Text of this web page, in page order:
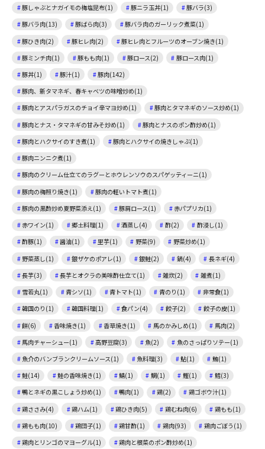
豚しゃぶとナガイモの梅塩昆布(1)
豚ニラ玉丼(1)
豚バラ(3)
豚バラ肉(13)
豚ばら肉(3)
豚バラ肉のガーリック煮菜(1)
豚ひき肉(2)
豚ヒレ肉(2)
豚ヒレ肉とフルーツのオーブン焼き(1)
豚ミンチ肉(1)
豚もも肉(1) 豚ロース(2)
豚ロース肉(1)
豚丼(1)
豚汁(1)
豚肉(142)
豚肉、新タマネギ、春キャベツの味噌炒め(1)
豚肉とアスパラガスのチョイ辛マヨ炒め(1)
豚肉とタマネギのソース炒め(1)
豚肉とナス・タマネギの甘みそ炒め(1)
豚肉とナスのポン酢炒め(1)
豚肉とハクサイのすき煮(1)
豚肉とハクサイの焼きしゃぶ(1)
豚肉ニンニク煮(1)
豚肉のクリーム仕立てのラグーとホウレンソウのスパゲッティーニ(1)
豚肉の梅照り焼き(1)
豚肉の軽いトマト煮(1)
豚肉の黒酢炒め夏野菜添え(1)
豚肩ロース(1)
赤パプリカ(1)
赤ワイン(1)
郷土料理(1) 酒蒸し(4) 酢(2)
酢浸し(1)
酢豚(1)
醤油(1) 里芋(1) 野菜(9)
野菜炒め(1)
野菜蒸し(1)
銀ザケのポアレ(1) 銀鮭(2) 鍋(4)
長ネギ(4)
長芋(3)
長芋とオクラの美味酢仕立て(1) 雑炊(2)
雑煮(1)
雪若丸(1)
青シソ(1) 青トマト(1) 青のり(1)
非常食(1)
韓国のり(1)
韓国料理(1) 食パン(4) 餃子(2)
餃子の皮(1)
餅(6)
香味焼き(1) 香草焼き(1) 馬のかみしめ(1)
馬肉(2)
馬肉チャーシュー(1)
高野豆腐(3) 魚(2)
魚のさっぱりソテー(1)
魚介のバンブランクリームソース(1)
魚料理(3) 鮎(1)
鮪(1)
鮭(14)
鮭の香味焼き(1) 鯖(1) 鯛(1) 鰹(1)
鱈(3)
鴨とネギの黒こしょう炒め(1)
鴨肉(1) 鶏(2)
鶏ゴボウ汁(1)
鶏ささみ(4)
鶏ハム(1) 鶏ひき肉(5) 鶏むね肉(6)
鶏もも(1)
鶏もも肉(10)
鶏団子(1) 鶏甘酢(1) 鶏肉(93)
鶏肉ごぼう(1)
鶏肉とリンゴのマヨーグル(1)
鶏肉と根菜のポン酢炒め(1)